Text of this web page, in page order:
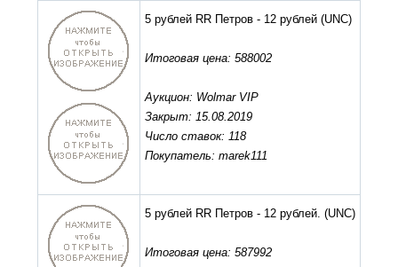
5 рублей RR Петров - 12 рублей (UNC)
Итоговая цена: 588002
Аукцион: Wolmar VIP
Закрыт: 15.08.2019
Число ставок: 118
Покупатель: marek111
5 рублей RR Петров - 12 рублей. (UNC)
Итоговая цена: 587992